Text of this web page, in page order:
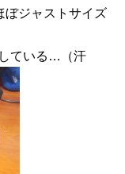
ぼジャストサイズ
ている…（汗